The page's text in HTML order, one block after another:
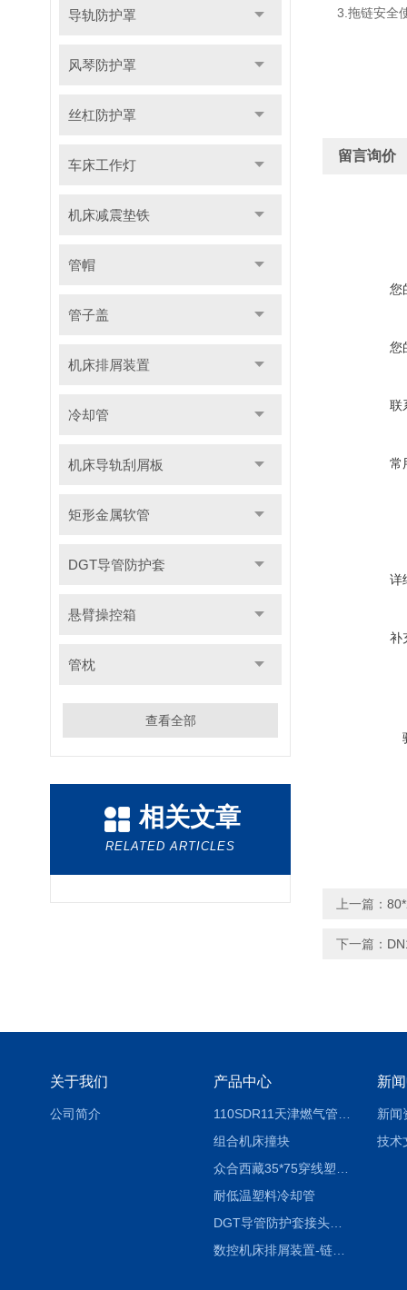
导轨防护罩
风琴防护罩
丝杠防护罩
车床工作灯
机床减震垫铁
管帽
管子盖
机床排屑装置
冷却管
机床导轨刮屑板
矩形金属软管
DGT导管防护套
悬臂操控箱
管枕
查看全部
相关文章
RELATED ARTICLES
3.拖链安全
留言询价
您
您
联
常
详
补
上一篇：
下一篇：
关于我们
公司简介
产品中心
组合机床撞块
耐低温塑料冷却管
DGT导管防护套接头形式与参数
数控机床排屑装置-链板式排屑机
新
新闻
技术